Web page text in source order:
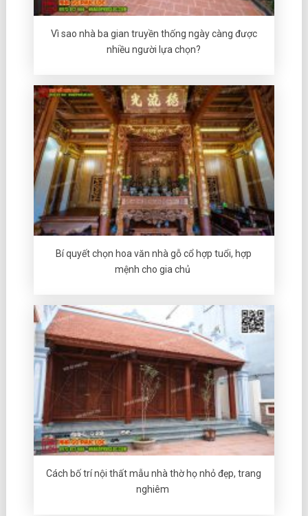
Vì sao nhà ba gian truyền thống ngày càng được
nhiều người lựa chọn?
Bí quyết chọn hoa văn nhà gỗ cổ hợp tuổi, hợp
mệnh cho gia chủ
Cách bố trí nội thất mẫu nhà thờ họ nhỏ đẹp, trang
nghiêm